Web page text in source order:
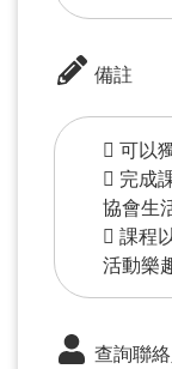
備註
 可以
 完成
協會生
 課程
活動樂
查詢聯